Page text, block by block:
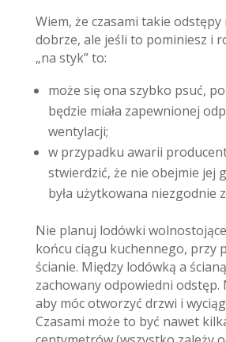
Wiem, że czasami takie odstępy
dobrze, ale jeśli to pominiesz i
„na styk” to:
może się ona szybko psuć,
będzie miała zapewnionej
wentylacji;
w przypadku awarii
stwierdzić, że nie obejmie jej
była użytkowana niezgodnie
Nie planuj lodówki
końcu ciągu kuchennego, przy
ścianie. Między lodówką a
zachowany odpowiedni odstęp.
aby móc otworzyć drzwi i
Czasami może to być nawet